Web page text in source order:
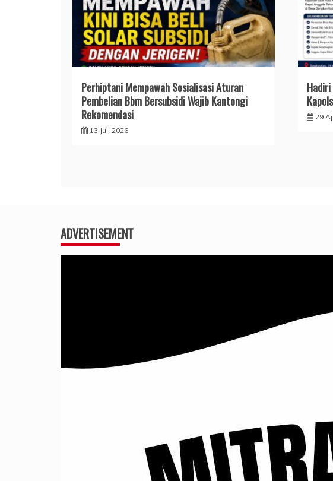
Perhiptani Mempawah Sosialisasi Aturan
Pembelian Bbm Bersubsidi Wajib Kantongi
Rekomendasi
13 Juli 2026
29
ADVERTISEMENT